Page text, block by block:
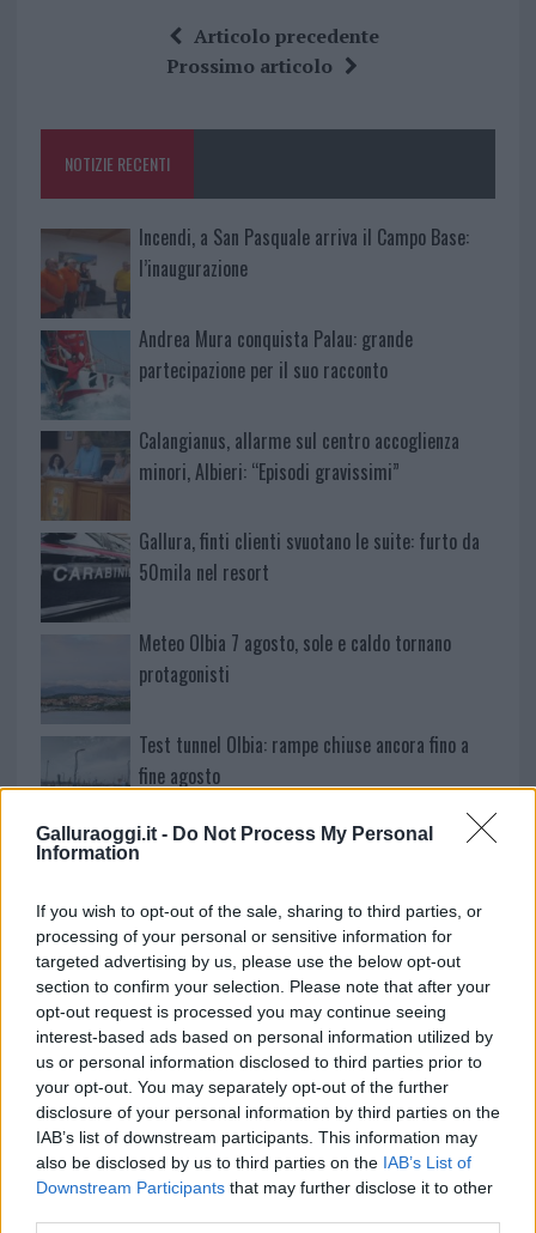
Galluraoggi.it - Do Not Process My Personal
Information
If you wish to opt-out of the sale, sharing to third parties, or
processing of your personal or sensitive information for
targeted advertising by us, please use the below opt-out
section to confirm your selection. Please note that after your
opt-out request is processed you may continue seeing
interest-based ads based on personal information utilized by
us or personal information disclosed to third parties prior to
your opt-out. You may separately opt-out of the further
disclosure of your personal information by third parties on the
IAB’s list of downstream participants. This information may
also be disclosed by us to third parties on the IAB’s List of
Downstream Participants that may further disclose it to other
o
k
te
re
at
s
p
a
re
Articolo precedente
Prossimo articolo
NOTIZIE RECENTI
Incendi, a San Pasquale arriva il Campo Base:
l’inaugurazione
Andrea Mura conquista Palau: grande
partecipazione per il suo racconto
Calangianus, allarme sul centro accoglienza
minori, Albieri: “Episodi gravissimi”
Gallura, finti clienti svuotano le suite: furto da
50mila nel resort
Meteo Olbia 7 agosto, sole e caldo tornano
protagonisti
Test tunnel Olbia: rampe chiuse ancora fino a
fine agosto
Aggius conquista la classifica delle mete più
NECROLOGIE